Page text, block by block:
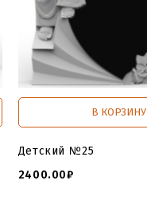
В КОРЗИНУ
Детский №25
2400.00₽